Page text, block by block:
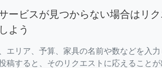
ービスが見つからない場合はリク
よう
エリア、予算、家具の名前や数などを入力
稿すると、そのリクエストに応えることが